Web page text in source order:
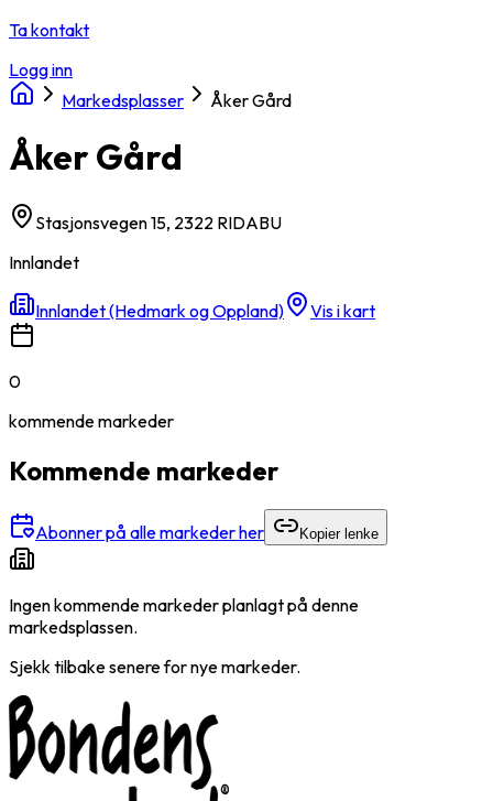
Ta kontakt
Logg inn
Markedsplasser
Åker Gård
Åker Gård
Stasjonsvegen 15, 2322 RIDABU
Innlandet
Innlandet (Hedmark og Oppland) Vis i kart
0
kommendemarkeder
Kommende markeder
Abonner på alle markeder her Kopier lenke
Ingen kommende markeder planlagt på denne
markedsplassen.
Sjekk tilbake senere for nye markeder.